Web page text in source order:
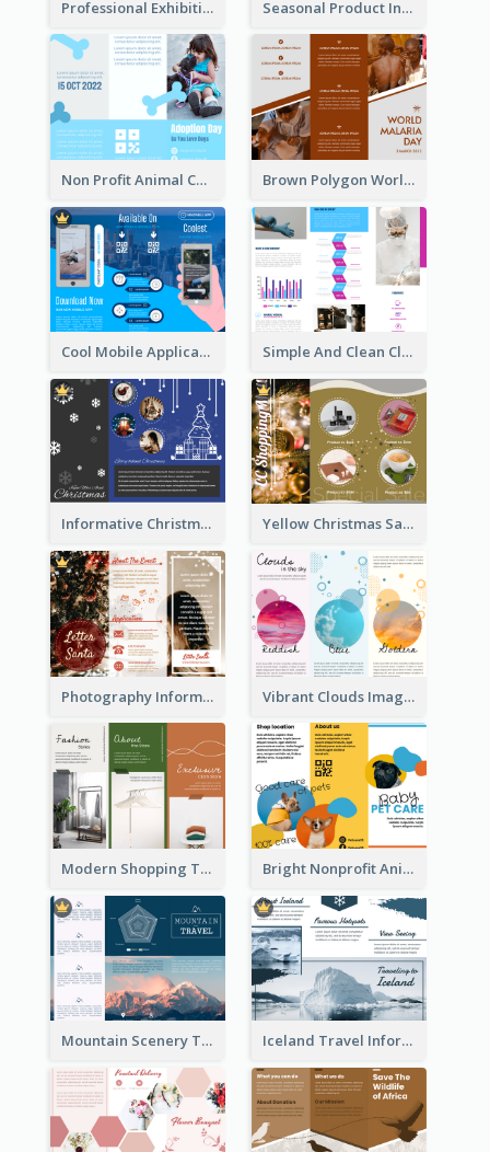
Professional Exhibition Event Tri Fold Brochure Seasonal Product Informational Tri Fold Brochure
Non Profit Animal Community Tri Fold Brochure Brown Polygon World Malaria Day Brochure
Cool Mobile Application Promotional Brochure Design Simple And Clean Clinic Brochure Design Ideas
Informative Christmas Brochure With Graphics And Photos Yellow Christmas Sale Brochure With Images Of Products
Photography Informative Christmas Event Brochure Vibrant Clouds Imagery Tri Fold Brochure
Modern Shopping Tri Fold Brochure Bright Nonprofit Animal Care Tri Fold Brochure
Mountain Scenery Tri Fold Brochure Iceland Travel Informational Tri Fold Brochure